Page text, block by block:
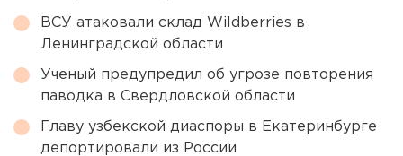
ВСУ атаковали склад Wildberries в
Ленинградской области
Ученый предупредил об угрозе повторения
паводка в Свердловской области
Главу узбекской диаспоры в Екатеринбурге
депортировали из России